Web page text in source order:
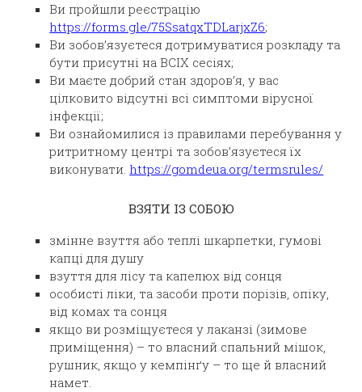
Ви пройшли реєстрацію
https://forms.gle/75SsatqxTDLarjxZ6;
Ви зобов’язуєтеся дотримуватися розкладу та
бути присутні на ВСІХ сесіях;
Ви маєте добрий стан здоров’я, у вас
цілковито відсутні всі симптоми вірусної
інфекції;
Ви ознайомилися із правилами перебування у
ритритному центрі та зобов’язуєтеся їх
виконувати. https://gomdeua.org/termsrules/
ВЗЯТИ ІЗ СОБОЮ
змінне взуття або теплі шкарпетки, гумові
капці для душу
взуття для лісу та капелюх від сонця
особисті ліки, та засоби проти порізів, опіку,
від комах та сонця
якщо ви розміщуєтеся у лаканзі (зимове
приміщення) – то власний спальний мішок,
рушник, якщо у кемпінґу – то ще й власний
намет.